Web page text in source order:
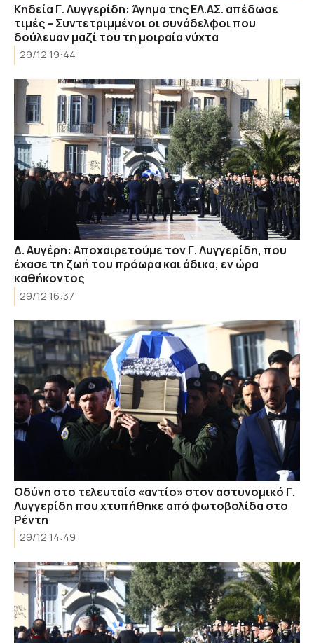
Κηδεία Γ. Λυγγερίδη: Άγημα της ΕΛ.ΑΣ. απέδωσε
τιμές – Συντετριμμένοι οι συνάδελφοι που
δούλευαν μαζί του τη μοιραία νύχτα
29/12 19:44
Δ. Αυγέρη: Αποχαιρετούμε τον Γ. Λυγγερίδη, που
έχασε τη ζωή του πρόωρα και άδικα, εν ώρα
καθήκοντος
29/12 16:37
Οδύνη στο τελευταίο «αντίο» στον αστυνομικό Γ.
Λυγγερίδη που χτυπήθηκε από φωτοβολίδα στο
Ρέντη
29/12 14:49